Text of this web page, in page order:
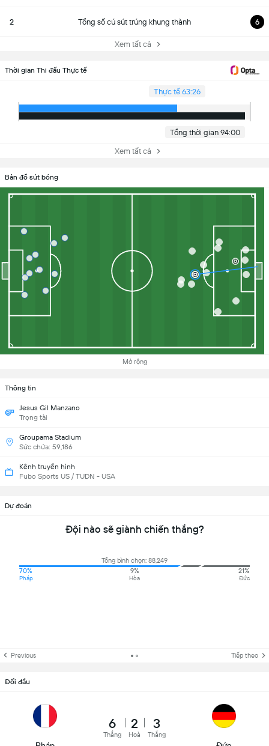
2 Tổng số cú sút trúng khung thành 6
Xem tất cả
Thời gian Thi đấu Thực tế
Thực tế 63:26
Tổng thời gian 94:00
Xem tất cả
Bản đồ sút bóng
Mở rộng
Thông tin
Jesus Gil Manzano
Trọng tài
Groupama Stadium
Sức chứa: 59,186
Kênh truyền hình
Fubo Sports US / TUDN - USA
Dự đoán
Đội nào sẽ giành chiến thắng?
Tổng bình chọn: 88,249
70%
Pháp
9%
Hòa
21%
Đức
Previous Tiếp theo
Đối đầu
6
Thắng
2
Hoà
3
Thắng